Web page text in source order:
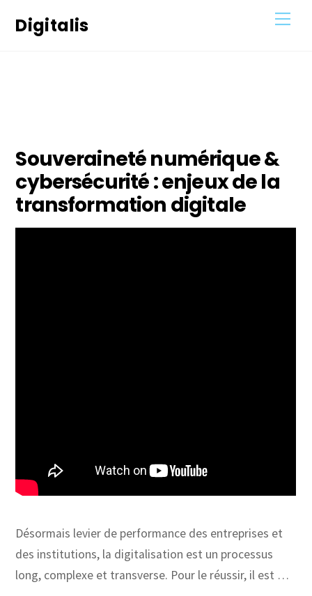
Digitalis
Souveraineté numérique &
cybersécurité : enjeux de la
transformation digitale
Désormais levier de performance des entreprises et
des institutions, la digitalisation est un processus
long, complexe et transverse. Pour le réussir, il est …